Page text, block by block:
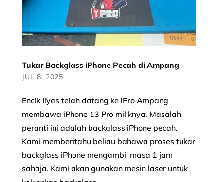
Tukar Backglass iPhone Pecah di Ampang
JUL 8, 2025
Encik Ilyas telah datang ke iPro Ampang
membawa iPhone 13 Pro miliknya. Masalah
peranti ini adalah backglass iPhone pecah.
Kami memberitahu beliau bahawa proses tukar
backglass iPhone mengambil masa 1 jam
sahaja. Kami akan gunakan mesin laser untuk